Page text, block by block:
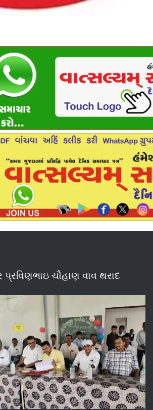
પ્રવિણભાઇ ચૌહાણ વાવ થરાદ